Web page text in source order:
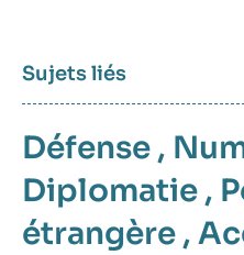
Sujets liés
Défense ,
Diplomatie ,
étrangère ,